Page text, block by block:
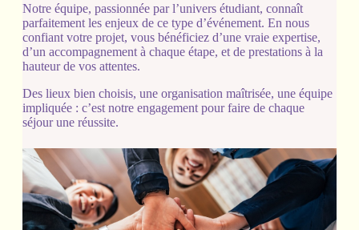
Notre équipe, passionnée par l’univers étudiant, connaît
parfaitement les enjeux de ce type d’événement. En nous
confiant votre projet, vous bénéficiez d’une vraie expertise,
d’un accompagnement à chaque étape, et de prestations à la
hauteur de vos attentes.
Des lieux bien choisis, une organisation maîtrisée, une équipe
impliquée : c’est notre engagement pour faire de chaque
séjour une réussite.